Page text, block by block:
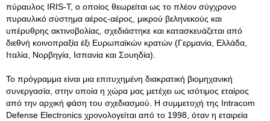
πύραυλος IRIS-T, ο οποίος θεωρείται ως το πλέον σύγχρονο
πυραυλικό σύστημα αέρος-αέρος, μικρού βεληνεκούς και
υπέρυθρης ακτινοβολίας, σχεδιάστηκε και κατασκευάζεται από
διεθνή κοινοπραξία έξι Ευρωπαϊκών κρατών (Γερμανία, Ελλάδα,
Ιταλία, Νορβηγία, Ισπανία και Σουηδία).
Το πρόγραμμα είναι μια επιτυχημένη διακρατική βιομηχανική
συνεργασία, στην οποία η χώρα μας μετέχει ως ισότιμος εταίρος
από την αρχική φάση του σχεδιασμού. Η συμμετοχή της Intracom
Defense Electronics χρονολογείται από το 1998, όταν η εταιρεία